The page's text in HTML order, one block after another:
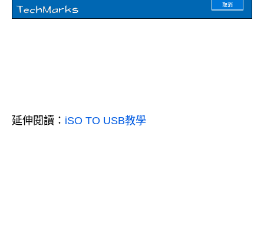
延伸閱讀： iSO TO USB教學